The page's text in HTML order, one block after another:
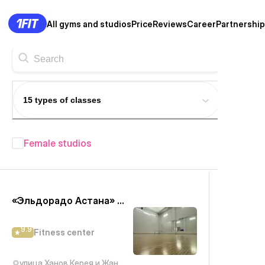
All gyms and studiosPriceReviewsCareerPartnership
15 types of classes
Female studios
Fitness studios in Astana
«Эльдорадо Астана» ЖК Олимп палас 2
9.9 Fitness center